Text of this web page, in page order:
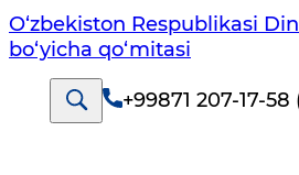
O‘zbekiston Respublikаsi
bo‘yichа qo‘mitаsi
+99871 207-17-